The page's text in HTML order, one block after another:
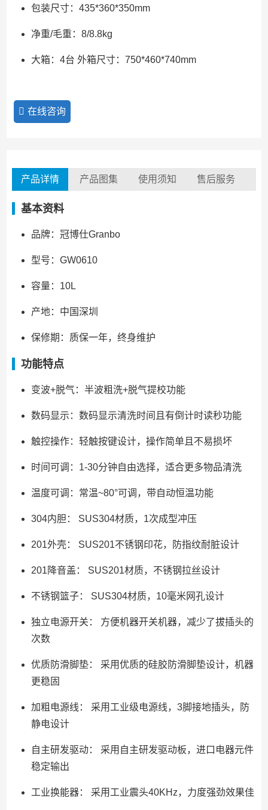
包装尺寸：435*360*350mm
净重/毛重：8/8.8kg
大箱：4台 外箱尺寸：750*460*740mm
在线咨询
产品详情 产品图集 使用须知 售后服务
基本资料
品牌：冠博仕Granbo
型号：GW0610
容量：10L
产地：中国深圳
保修期：质保一年，终身维护
功能特点
变波+脱气：半波粗洗+脱气提校功能
数码显示：数码显示清洗时间且有倒计时读秒功能
触控操作：轻触按键设计，操作简单且不易损坏
时间可调：1-30分钟自由选择，适合更多物品清洗
温度可调：常温~80°可调，带自动恒温功能
304内胆： SUS304材质，1次成型冲压
201外壳： SUS201不锈钢印花，防指纹耐脏设计
201降音盖： SUS201材质，不锈钢拉丝设计
不锈钢篮子： SUS304材质，10毫米网孔设计
独立电源开关： 方便机器开关机器，减少了拔插头的
次数
优质防滑脚垫： 采用优质的硅胶防滑脚垫设计，机器
更稳固
加粗电源线： 采用工业级电源线，3脚接地插头，防
静电设计
自主研发驱动： 采用自主研发驱动板，进口电器元件
稳定输出
工业换能器： 采用工业震头40KHz，力度强劲效果佳